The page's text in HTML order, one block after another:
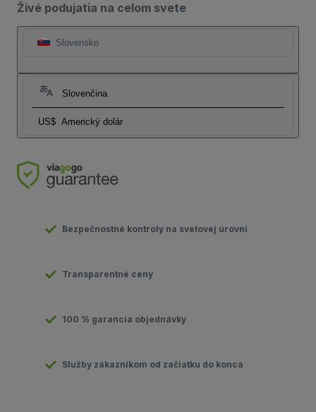
Živé podujatia na celom svete
Slovensko
Slovenčina
US$ Americký dolár
Bezpečnostné kontroly na svetovej úrovni
Transparentné ceny
100 % garancia objednávky
Služby zákazníkom od začiatku do konca